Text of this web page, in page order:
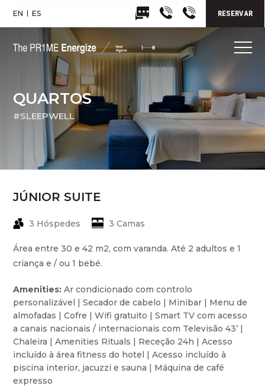
EN ES RESERVAR
QUARTOS
#SLEEPWELL
JÚNIOR SUITE
3 Hóspedes 3 Camas
Área entre 30 e 42 m2, com varanda. Até 2 adultos e 1
criança e / ou 1 bebé.
Amenities:Ar condicionado com controlo
personalizável | Secador de cabelo | Minibar | Menu de
almofadas | Cofre | Wifi gratuito | Smart TV com acesso
a canais nacionais / internacionais com Televisão 43’ |
Chaleira | Amenities Rituals | Receção 24h | Acesso
incluído à área fitness do hotel | Acesso incluído à
piscina interior, jacuzzi e sauna | Máquina de café
expresso